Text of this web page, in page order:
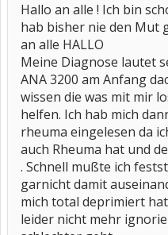
Hallo an alle ! Ich bin
hab bisher nie den Mut
an alle HALLO
Meine Diagnose lautet
ANA 3200 am Anfang
wissen die was mit mir
helfen. Ich hab mich
rheuma eingelesen da
auch Rheuma hat und
. Schnell mußte ich
garnicht damit
mich total deprimiert
leider nicht mehr